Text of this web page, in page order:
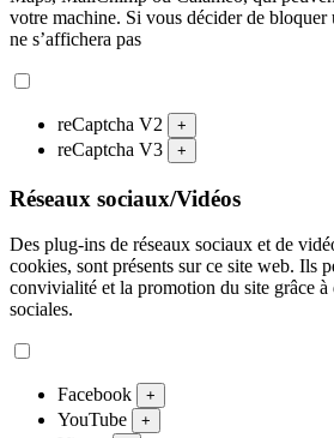
votre machine. Si vous décider de bloquer
ne s’affichera pas
reCaptcha V2 +
reCaptcha V3 +
Réseaux sociaux/Vidéos
Des plug-ins de réseaux sociaux et de
cookies, sont présents sur ce site web. Ils
convivialité et la promotion du site grâce à
sociales.
Facebook +
YouTube +